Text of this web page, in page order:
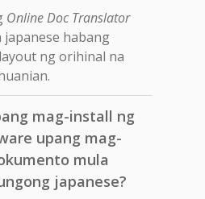
Online Doc Translator
japanese habang
ng orihinal na
mag-install ng
upang mag-
mula
japanese?